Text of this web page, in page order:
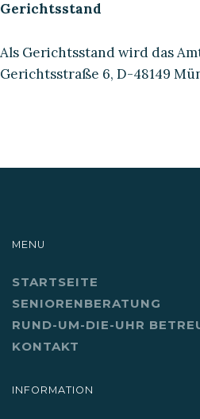
Gerichtsstand
Als Gerichtsstand wird das
Gerichtsstraße 6, D-48149
MENU
STARTSEITE
SENIORENBERATUNG
RUND-UM-DIE-UHR
KONTAKT
INFORMATION